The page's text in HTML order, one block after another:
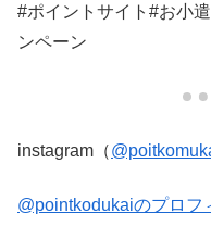
#ポイントサイト #お小
ンペーン
instagram（
@pointkodukaiのプロフ